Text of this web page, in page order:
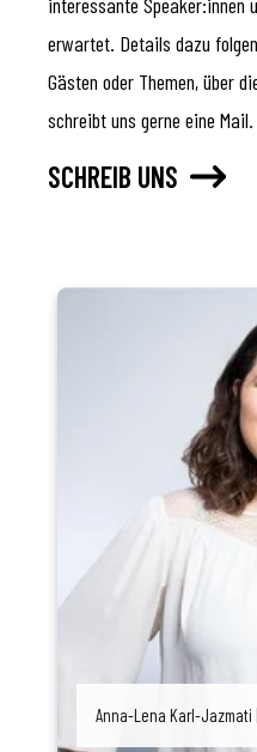
interessante Speaker:innen
erwartet. Details dazu
Gästen oder Themen, über
schreibt uns gerne eine Mail.
SCHREIB UNS
Anna-Lena Karl-Jazmati